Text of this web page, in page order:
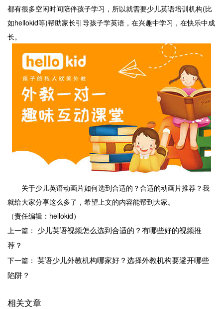
都有很多空闲时间陪伴孩子学习，所以就需要少儿英语培训机构(比
如hellokid等)帮助家长引导孩子学英语，在兴趣中学习，在快乐中成
长。
关于少儿英语动画片如何选到合适的？合适的动画片推荐？我
就给大家分享这么多了，希望上文的内容能帮到大家。
（责任编辑：hellokid）
上一篇： 少儿英语视频怎么选到合适的？有哪些好的视频推
荐？
下一篇： 英语少儿外教机构哪家好？选择外教机构要避开哪些
陷阱？
相关文章